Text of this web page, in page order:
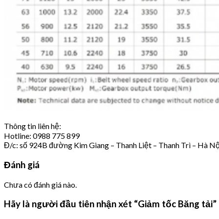
Thông tin liên hệ:
Hotline: 0988 775 899
Đ/c: số 924B đường Kim Giang – Thanh Liệt – Thanh Trì – Hà
Đánh giá
Chưa có đánh giá nào.
Hãy là người đầu tiên nhận xét “Giảm tốc Băng tải”